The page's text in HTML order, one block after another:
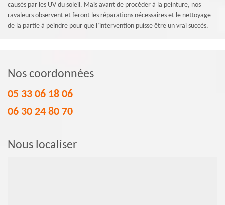
causés par les UV du soleil. Mais avant de procéder à la peinture, nos
ravaleurs observent et feront les réparations nécessaires et le nettoyage
de la partie à peindre pour que l’intervention puisse être un vrai succès.
Nos coordonnées
05 33 06 18 06
06 30 24 80 70
Nous localiser